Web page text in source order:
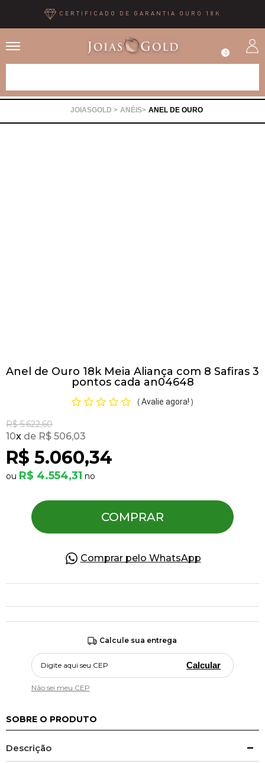
CERTIFICADO DE GARANTIA OURO 18K
0
ANÉIS ANEL DE OURO
Anel de Ouro 18k Meia Aliança com 8 Safiras 3
pontos cada an04648
( Avalie agora! )
R$ 5.622,60
R$ 5.060,34
10x R$ 506,03
R$ 4.554,31
COMPRAR
Comprar pelo WhatsApp
Calcule sua entrega
Calcular
Não sei meu CEP
SOBRE O PRODUTO
Descrição
Pedras Preciosas
OFERTAS